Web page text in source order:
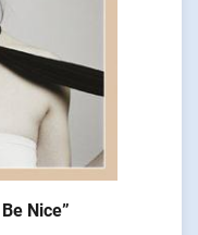
Nice”